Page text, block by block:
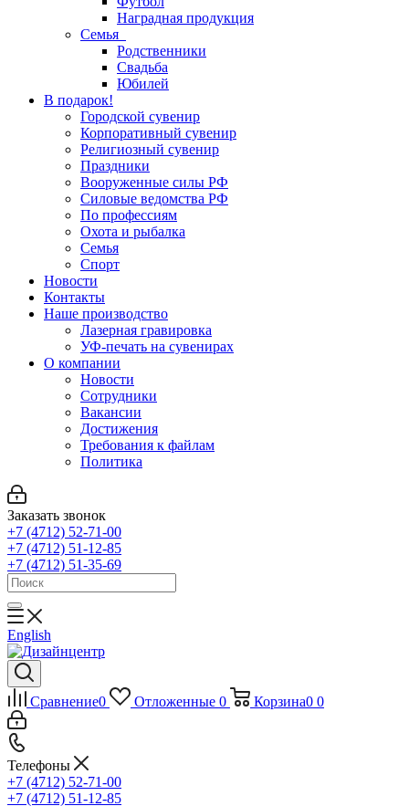
Наградная продукция
Семья
Родственники
Свадьба
Юбилей
В подарок!
Городской сувенир
Корпоративный сувенир
Религиозный сувенир
Праздники
Вооруженные силы РФ
Силовые ведомства РФ
По профессиям
Охота и рыбалка
Семья
Спорт
Новости
Контакты
Наше производство
Лазерная гравировка
УФ-печать на сувенирах
О компании
Новости
Сотрудники
Вакансии
Достижения
Требования к файлам
Политика
Заказать звонок
+7 (4712) 52-71-00
+7 (4712) 51-12-85
+7 (4712) 51-35-69
English
Сравнение0 Отложенные 0 Корзина0 0
Телефоны
+7 (4712) 52-71-00
+7 (4712) 51-12-85